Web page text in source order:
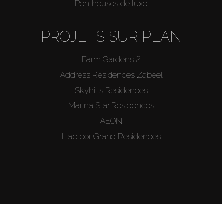
Penthouses de luxe
PROJETS SUR PLAN
Farm Gardens 2
Address Residences Zabeel
Skyhills Residences
Marina Star Residences
AEON
Habtoor Grand Residences